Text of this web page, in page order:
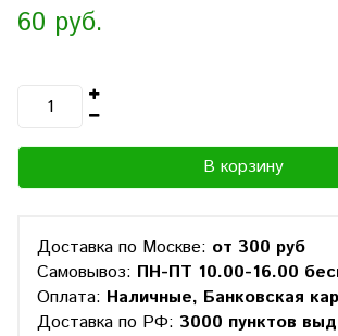
60 руб.
В корзину
Доставка по Москве: от 300 руб
Самовывоз: ПН-ПТ 10.00-16.00
Оплата: Наличные, Банковская
Доставка по РФ: 3000 пунктов